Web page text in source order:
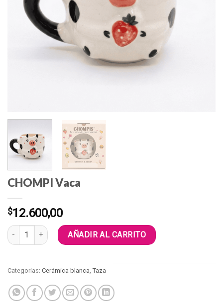
CHOMPI Vaca
$12.600,00
CHOMPI Vaca cantidadAÑADIR AL CARRITO
Categorías: Cerámica blanca, Taza